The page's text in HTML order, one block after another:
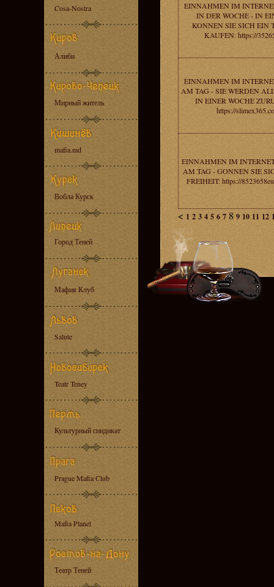
Cosa-Nostra
Алиби
Мирный житель
mafia.md
Вобла Курск
Город Теней
Мафия Клуб
Salute
Teatr Teney
Культурный синдикат
Prague Mafia Club
Mafia Planet
Театр Теней
EINNAHMEN IM
IN DER WOCHE - IN
KONNEN SIE SICH EIN
KAUFEN: https://
EINNAHMEN IM
AM TAG - SIE WERDEN
IN EINER WOCHE
https://
EINNAHMEN IM
AM TAG - GONNEN SIE
FREIHEIT: https://
< 1 2 3 4 5 6 7 8 9 10 11 12